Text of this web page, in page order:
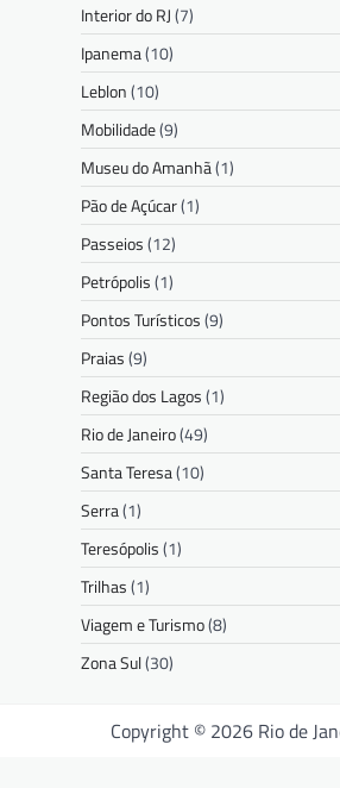
Interior do RJ(7)
Ipanema(10)
Leblon(10)
Mobilidade(9)
Museu do Amanhã(1)
Pão de Açúcar(1)
Passeios(12)
Petrópolis(1)
Pontos Turísticos(9)
Praias(9)
Região dos Lagos(1)
Rio de Janeiro(49)
Santa Teresa(10)
Serra(1)
Teresópolis(1)
Trilhas(1)
Viagem e Turismo(8)
Zona Sul(30)
Copyright © 2026 Rio de